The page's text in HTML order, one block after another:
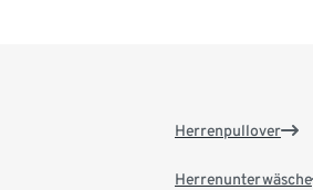
Herrenpullover
Herrenunterwäsche